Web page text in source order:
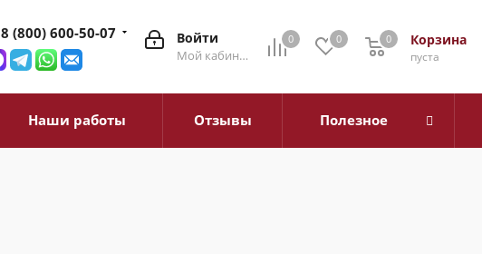
0 0 Корзина
0
пуста
0
Войти
Мой кабинет
8 (800) 600-50-07
Наши работы Отзывы Полезное